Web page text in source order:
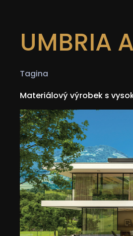
UMBRIA
Tagina
Materiálový výrobek s